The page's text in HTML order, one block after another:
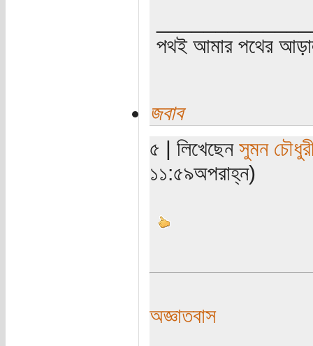
পথই আমার পথের
জবাব
৫ | লিখেছেন সুমন
১১:৫৯অপরাহ্ন)
অজ্ঞাতবাস